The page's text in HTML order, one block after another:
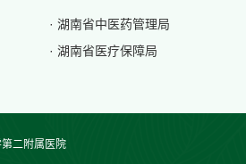
· 湖南省中医药管理局
· 湖南省医疗保障局
二附属医院